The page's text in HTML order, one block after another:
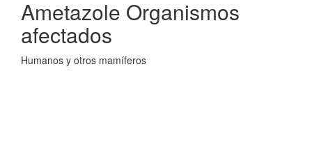
Ametazole Organismos
afectados
Humanos y otros mamíferos